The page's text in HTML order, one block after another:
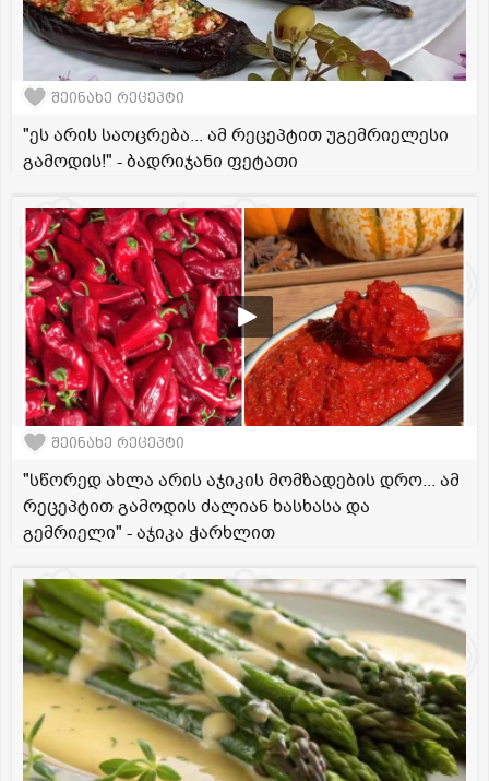
შეინახე რეცეპტი
"ეს არის საოცრება... ამ რეცეპტით უგემრიელესი
გამოდის!" - ბადრიჯანი ფეტათი
შეინახე რეცეპტი
"სწორედ ახლა არის აჯიკის მომზადების დრო... ამ
რეცეპტით გამოდის ძალიან ხასხასა და
გემრიელი" - აჯიკა ჭარხლით